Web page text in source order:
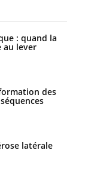
: quand la
au lever
des
latérale